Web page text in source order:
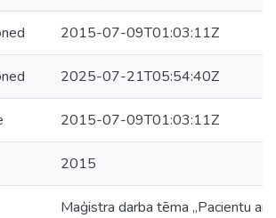
2015-07-09T01:03:11Z
2025-07-21T05:54:40Z
2015-07-09T01:03:11Z
2015
Maģistra darba tēma „Pacientu ar